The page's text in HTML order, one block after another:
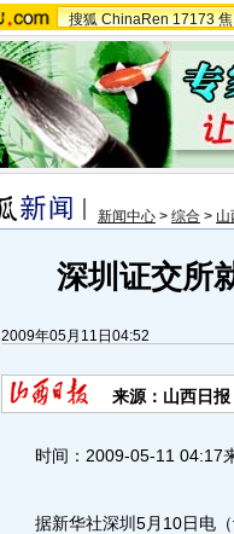
搜狐 ChinaRen 17173
新闻中心 > 综合 > 山
深圳证交所
2009年05月11日04:52
来源： 山西日报
时间：2009-05-11 04:17
据新华社深圳5月10日电（